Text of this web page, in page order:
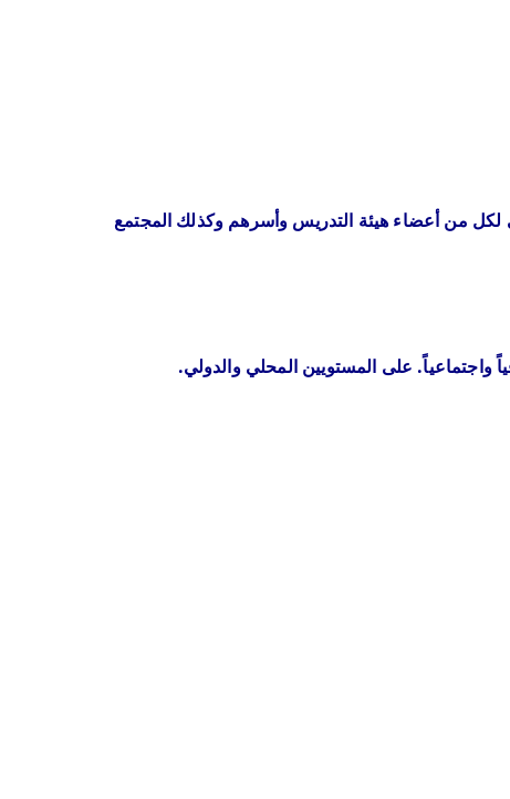
لكل من أعضاء هيئة التدريس وأسرهم وكذلك المجتمع
واجتماعياً. على المستويين المحلي والدولي.